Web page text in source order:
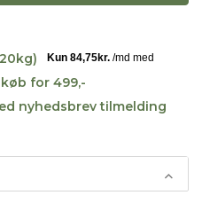
for 499,-
nyhedsbrev tilmelding